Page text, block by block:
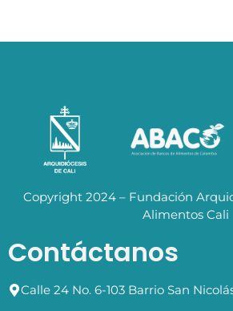
Copyright 2024 – Fundación
Alimentos Cali
Contáctanos
Calle 24 No. 6-103 Barrio San